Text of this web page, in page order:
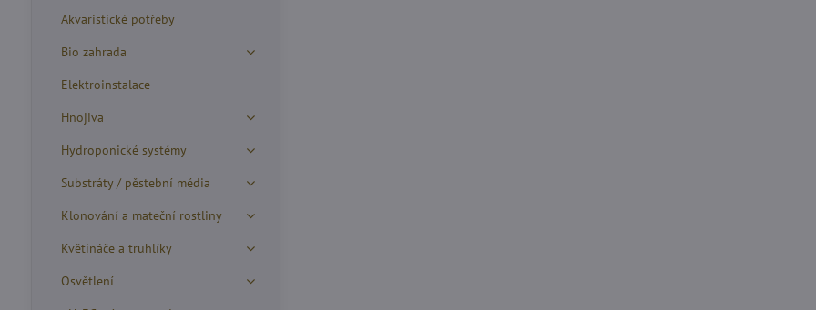
Akvaristické potřeby
Bio zahrada
Elektroinstalace
Hnojiva
Hydroponické systémy
Substráty / pěstební média
Klonování a mateční rostliny
Květináče a truhlíky
Osvětlení